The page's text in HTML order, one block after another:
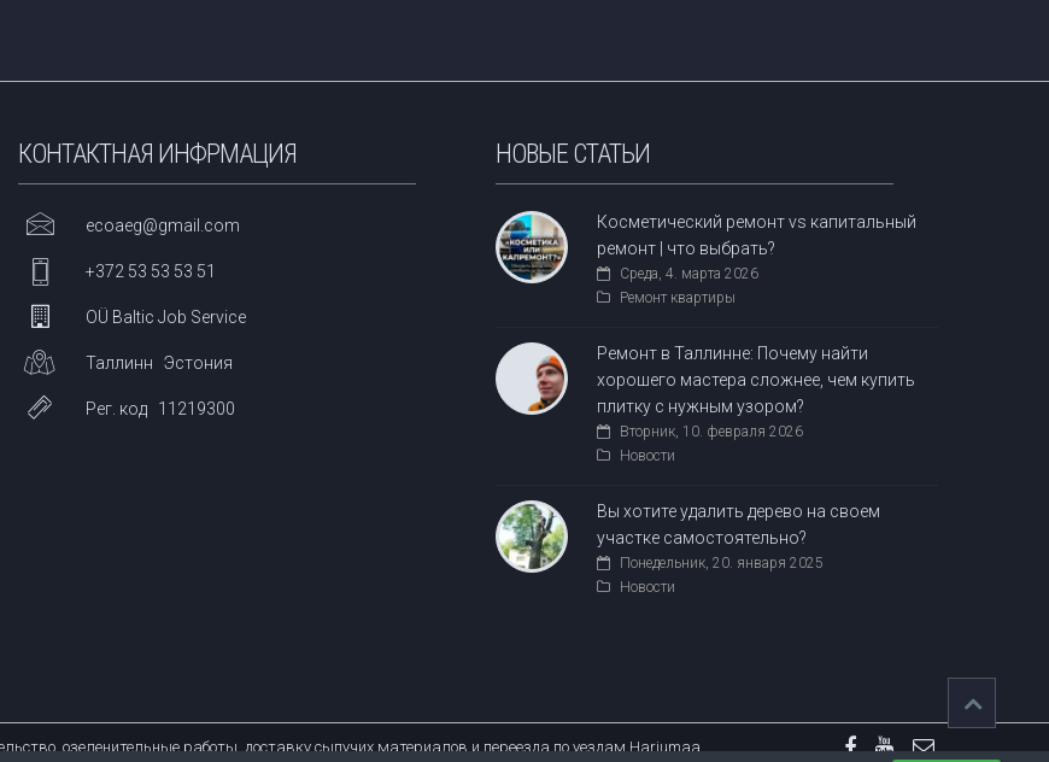
КОНТАКТНАЯ ИНФРМАЦИЯ
ecoaeg@gmail.com
+372 53 53 53 51
OÜ Baltic Job Service
Таллинн Эстония
Рег. код 11219300
НОВЫЕ СТАТЬИ
Косметический ремонт vs капитальный
ремонт | что выбрать?
Среда, 4. марта 2026
Ремонт квартиры
Ремонт в Таллинне: Почему найти
хорошего мастера сложнее, чем купить
плитку с нужным узором?
Вторник, 10. февраля 2026
Новости
Вы хотите удалить дерево на своем
участке самостоятельно?
Понедельник, 20. января 2025
Новости
озеленительные работы, доставку сыпучих материалов и переезда по уездам Harjumaa